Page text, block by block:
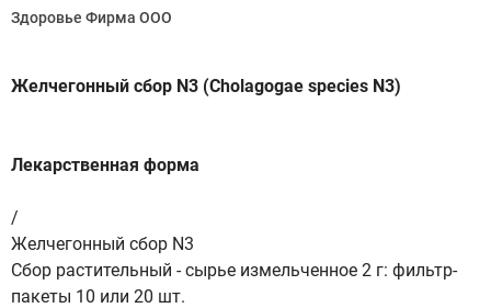
Здоровье Фирма ООО
Желчегонный сбор N3 (Cholagogae species N3)
Лекарственная форма
/
Желчегонный сбор N3
Сбор растительный - сырье измельченное 2 г: фильтр-
пакеты 10 или 20 шт.